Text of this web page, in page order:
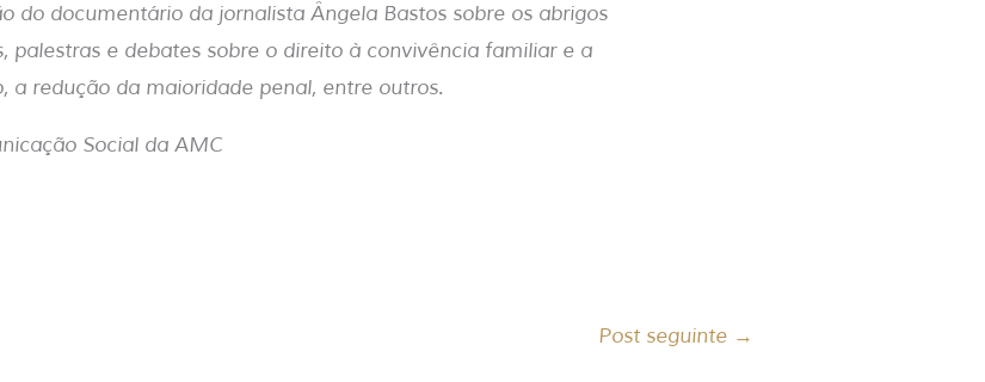
do documentário da jornalista Ângela Bastos sobre os abrigos
palestras e debates sobre o direito à convivência familiar e a
a redução da maioridade penal, entre outros.
Social da AMC
Post seguinte →